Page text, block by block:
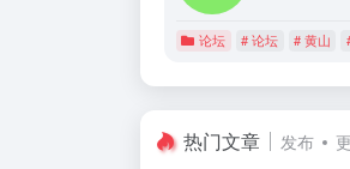
论坛 # 论坛 # 黄山
热门文章 发布